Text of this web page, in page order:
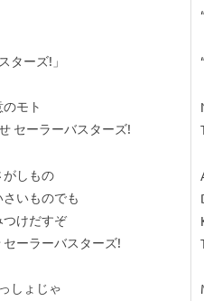
ターズ!」
モト
セーラーバスターズ!
がしもの
いものでも
つけだすぞ
ーラーバスターズ!
しょじゃ